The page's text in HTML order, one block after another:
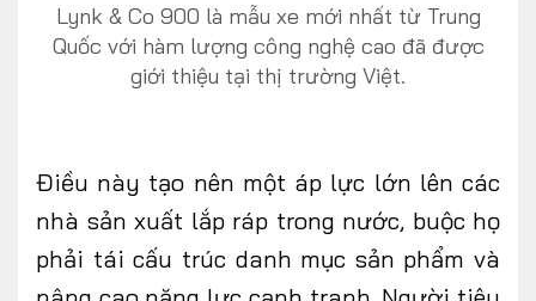
Lynk & Co 900 là mẫu xe mới nhất từ Trung
Quốc với hàm lượng công nghệ cao đã được
giới thiệu tại thị trường Việt.
Điều này tạo nên một áp lực lớn lên các
nhà sản xuất lắp ráp trong nước, buộc họ
phải tái cấu trúc danh mục sản phẩm và